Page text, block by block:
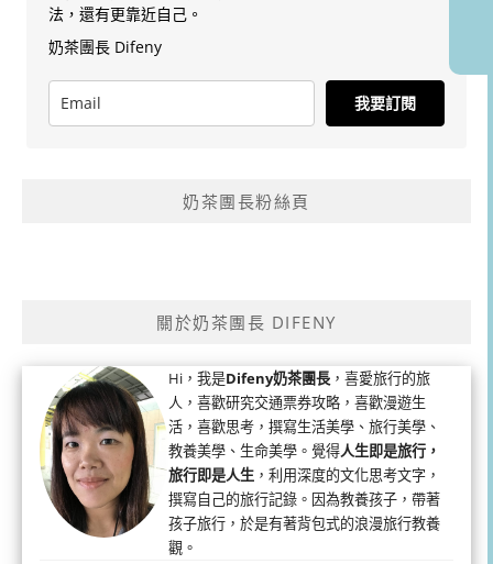
法，還有更靠近自己。
奶茶團長 Difeny
我要訂閱
奶茶團長粉絲頁
關於奶茶團長 DIFENY
Hi，我是Difeny奶茶團長 ，喜愛旅行的旅
人，喜歡研究交通票券攻略，喜歡漫遊生
活，喜歡思考，撰寫生活美學、旅行美學、
教養美學、生命美學。覺得人生即是旅行，
旅行即是人生 ，利用深度的文化思考文字，
撰寫自己的旅行記錄。因為教養孩子，帶著
孩子旅行，於是有著背包式的浪漫旅行教養
觀。